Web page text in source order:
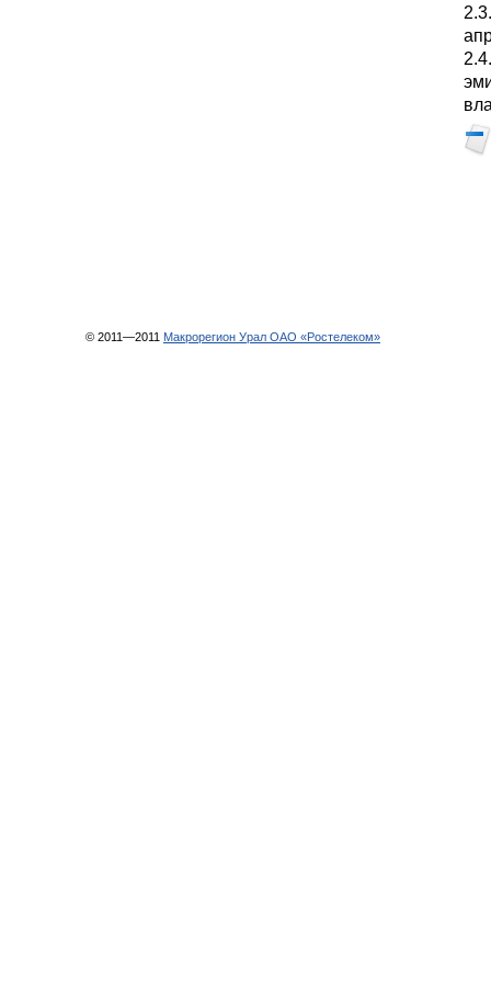
© 2011—2011 Макрорегион Урал ОАО «Ростелеком»